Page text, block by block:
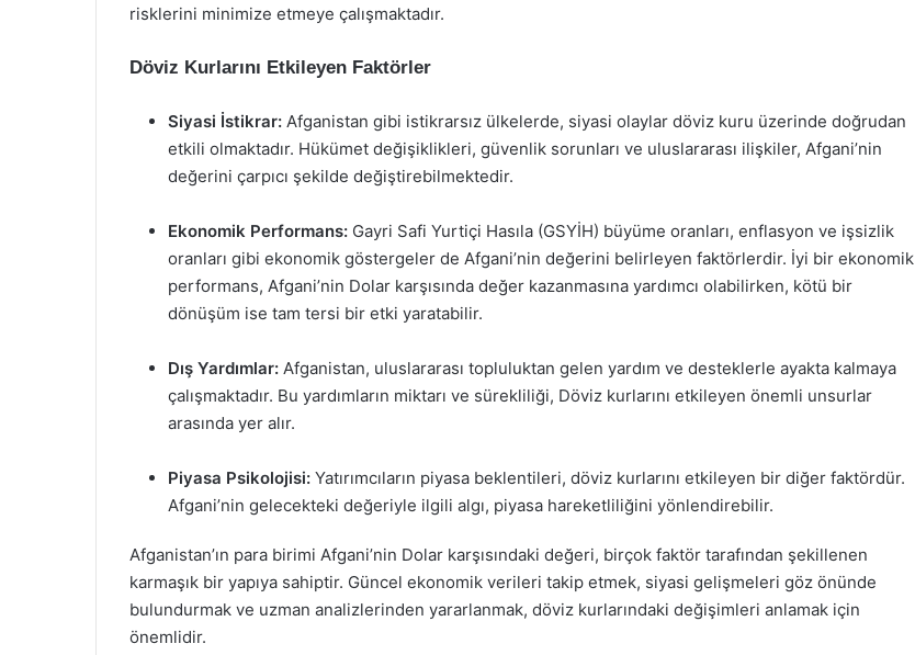
risklerini minimize etmeye çalışmaktadır.
Döviz Kurlarını Etkileyen Faktörler
Siyasi İstikrar: Afganistan gibi istikrarsız ülkelerde, siyasi olaylar döviz kuru üzerinde doğrudan
etkili olmaktadır. Hükümet değişiklikleri, güvenlik sorunları ve uluslararası ilişkiler, Afgani’nin
değerini çarpıcı şekilde değiştirebilmektedir.
Ekonomik Performans: Gayri Safi Yurtiçi Hasıla (GSYİH) büyüme oranları, enflasyon ve işsizlik
oranları gibi ekonomik göstergeler de Afgani’nin değerini belirleyen faktörlerdir. İyi bir ekonomik
performans, Afgani’nin Dolar karşısında değer kazanmasına yardımcı olabilirken, kötü bir
dönüşüm ise tam tersi bir etki yaratabilir.
Dış Yardımlar: Afganistan, uluslararası topluluktan gelen yardım ve desteklerle ayakta kalmaya
çalışmaktadır. Bu yardımların miktarı ve sürekliliği, Döviz kurlarını etkileyen önemli unsurlar
arasında yer alır.
Piyasa Psikolojisi: Yatırımcıların piyasa beklentileri, döviz kurlarını etkileyen bir diğer faktördür.
Afgani’nin gelecekteki değeriyle ilgili algı, piyasa hareketliliğini yönlendirebilir.
Afganistan’ın para birimi Afgani’nin Dolar karşısındaki değeri, birçok faktör tarafından şekillenen
karmaşık bir yapıya sahiptir. Güncel ekonomik verileri takip etmek, siyasi gelişmeleri göz önünde
bulundurmak ve uzman analizlerinden yararlanmak, döviz kurlarındaki değişimleri anlamak için
önemlidir.